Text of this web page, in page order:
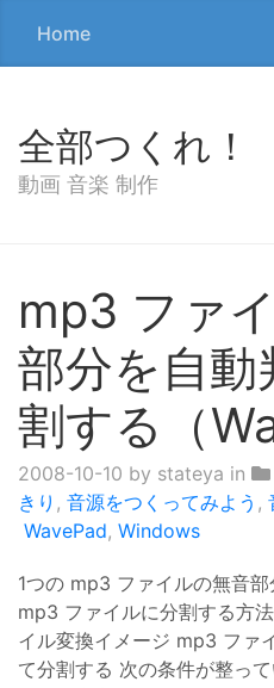
Home
全部つくれ！
動画 音楽 制作
mp3 ファ
部分を自動
割する（
2008-10-10 by stateya in
きり , 音源をつくってみよう ,
WavePad, Windows
1つの mp3 ファイルの無音
mp3 ファイルに分割する方
イル変換イメージ mp3 ファ
て分割する 次の条件が整っ